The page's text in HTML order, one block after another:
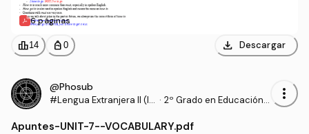
6 páginas
leaderboard14 personal_bag 0 download Descargar
@Phosub
#Lengua Extranjera II (In · 2º Grado en Educación P
more_vert
Apuntes-UNIT-7--VOCABULARY.pdf